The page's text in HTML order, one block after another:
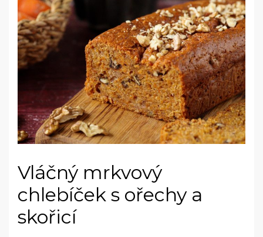
Vláčný mrkvový
chlebíček s ořechy a
skořicí